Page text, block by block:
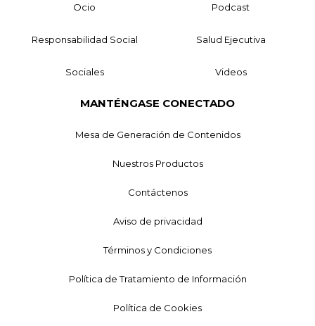
Ocio Podcast
Responsabilidad Social Salud Ejecutiva
Sociales Videos
MANTÉNGASE CONECTADO
Mesa de Generación de Contenidos
Nuestros Productos
Contáctenos
Aviso de privacidad
Términos y Condiciones
Política de Tratamiento de Información
Política de Cookies